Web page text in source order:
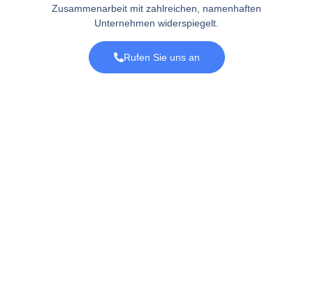
Zusammenarbeit mit zahlreichen, namenhaften
Unternehmen widerspiegelt.
Rufen Sie uns an